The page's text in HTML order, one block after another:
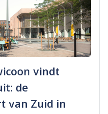
vindt
de
van Zuid in